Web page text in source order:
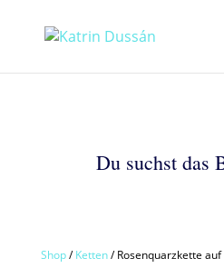
Du suchst das
Shop/Ketten/ Rosenquarzkette auf